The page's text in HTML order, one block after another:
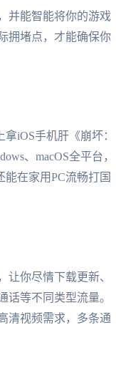
并能智能将你的游戏
拥堵点，才能确保你
iOS手机肝《崩坏：
、macOS全平台，
在家用PC流畅打国
，让你尽情下载更新、
话等不同类型流量。
清视频需求，多条通